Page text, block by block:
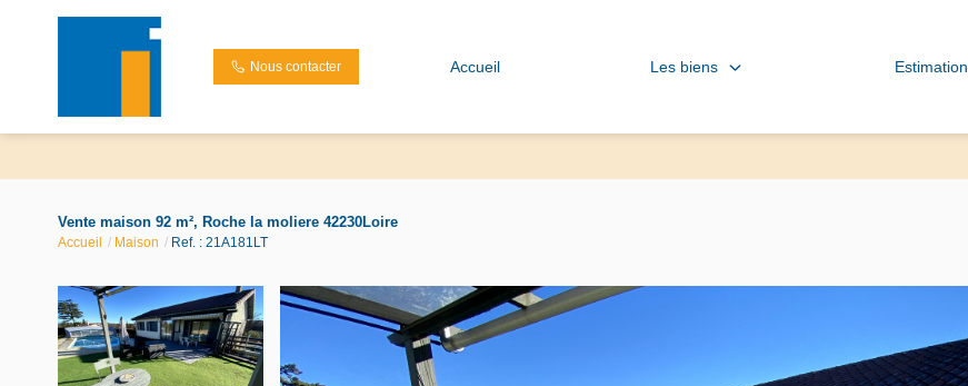
Nous contacter Accueil Les biens Estimation
Vente maison 92 m², Roche la moliere 42230Loire
Accueil Maison Ref. : 21A181LT